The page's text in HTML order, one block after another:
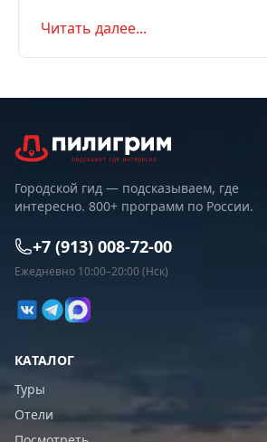
самостоятельно или с туром.
Читать далее...
Городской гид — подсказываем, где
интересно. 800+ программ по России.
+7 (913) 008-72-00
Ежедневно 10:00–20:00 (Нск)
КАТАЛОГ
Туры
Отели